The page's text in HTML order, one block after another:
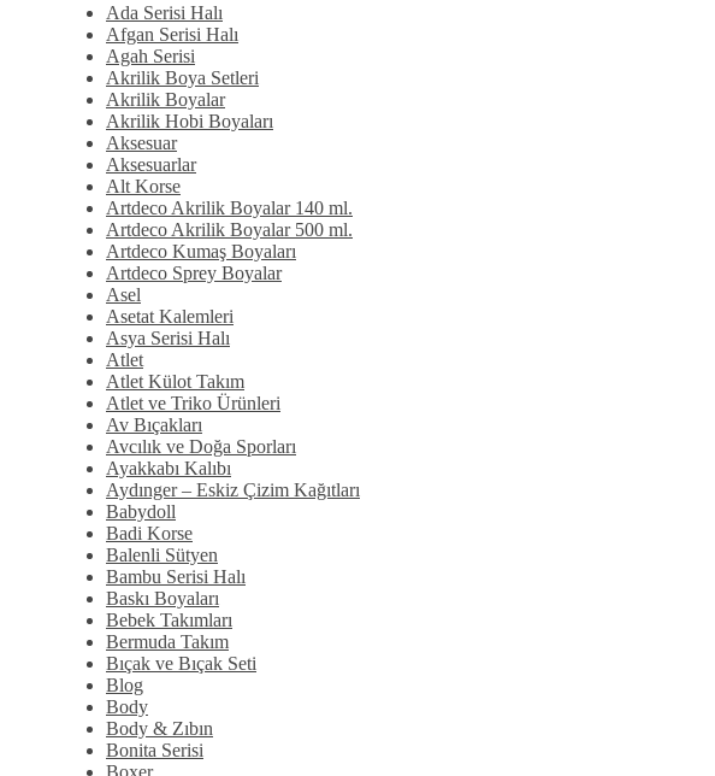
Ada Serisi Halı
Afgan Serisi Halı
Agah Serisi
Akrilik Boya Setleri
Akrilik Boyalar
Akrilik Hobi Boyaları
Aksesuar
Aksesuarlar
Alt Korse
Artdeco Akrilik Boyalar 140 ml.
Artdeco Akrilik Boyalar 500 ml.
Artdeco Kumaş Boyaları
Artdeco Sprey Boyalar
Asel
Asetat Kalemleri
Asya Serisi Halı
Atlet
Atlet Külot Takım
Atlet ve Triko Ürünleri
Av Bıçakları
Avcılık ve Doğa Sporları
Ayakkabı Kalıbı
Aydınger – Eskiz Çizim Kağıtları
Babydoll
Badi Korse
Balenli Sütyen
Bambu Serisi Halı
Baskı Boyaları
Bebek Takımları
Bermuda Takım
Bıçak ve Bıçak Seti
Blog
Body
Body & Zıbın
Bonita Serisi
Boxer